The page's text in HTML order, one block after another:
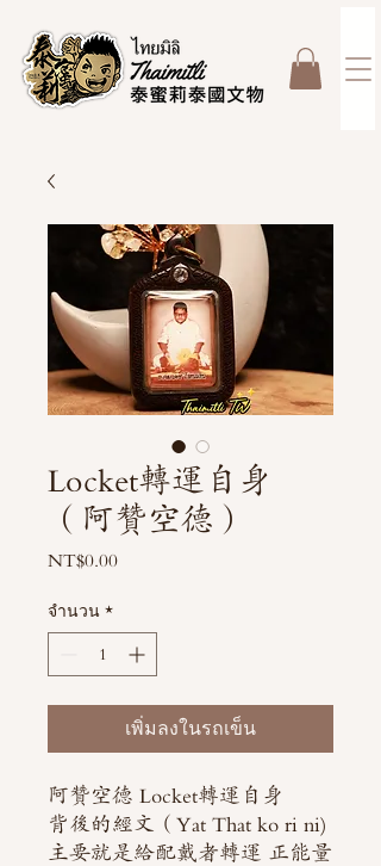
Locket轉運自身
（阿贊空德）
NT$0.00ราคา
จำนวน *
เพิ่มลงในรถเข็น
阿贊空德 Locket轉運自身
背後的經文（Yat That ko ri ni)
主要就是給配戴者轉運 正能量